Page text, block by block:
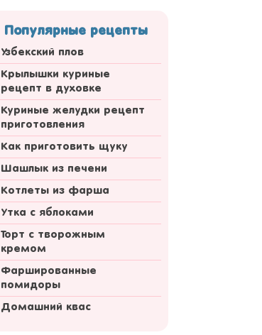
Популярные рецепты
Узбекский плов
Крылышки куриные
рецепт в духовке
Куриные желудки рецепт
приготовления
Как приготовить щуку
Шашлык из печени
Котлеты из фарша
Утка с яблоками
Торт с творожным
кремом
Фаршированные
помидоры
Домашний квас